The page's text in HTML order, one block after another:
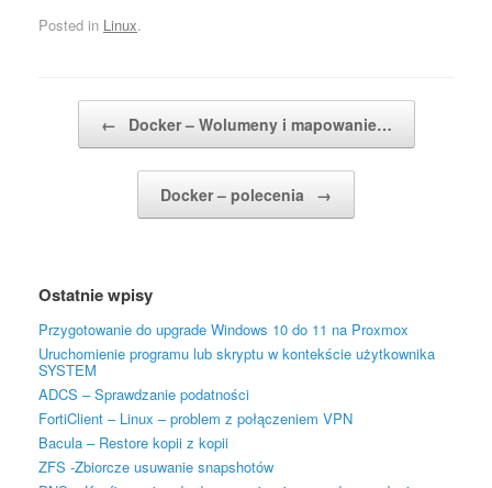
Posted in Linux.
Post navigation
← Docker – Wolumeny i mapowanie…
Docker – polecenia →
Ostatnie wpisy
Przygotowanie do upgrade Windows 10 do 11 na Proxmox
Uruchomienie programu lub skryptu w kontekście użytkownika
SYSTEM
ADCS – Sprawdzanie podatności
FortiClient – Linux – problem z połączeniem VPN
Bacula – Restore kopii z kopii
ZFS -Zbiorcze usuwanie snapshotów